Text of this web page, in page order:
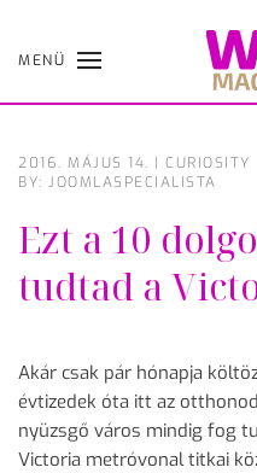
Skip
MENÜ
2016. MÁJUS 14. | CURIOSITY
BY: JOOMLASPECIALISTA
Ezt a 10
tudtad a
Akár csak pár hónapja
évtizedek óta itt az
nyüzsgő város mindig fog
Victoria metróvonal titkai